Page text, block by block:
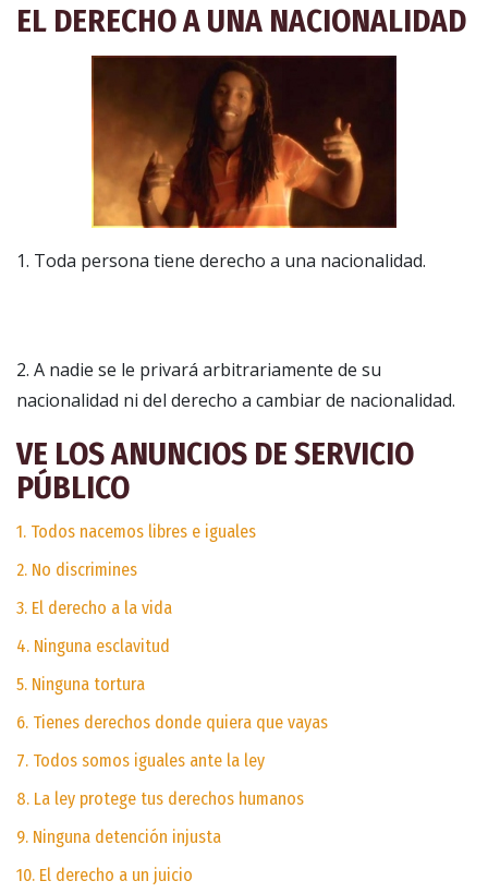
EL DERECHO A UNA NACIONALIDAD
1. Toda persona tiene derecho a una nacionalidad.
2. A nadie se le privará arbitrariamente de su
nacionalidad ni del derecho a cambiar de nacionalidad.
VE LOS ANUNCIOS DE SERVICIO
PÚBLICO
1. Todos nacemos libres e iguales
2. No discrimines
3. El derecho a la vida
4. Ninguna esclavitud
5. Ninguna tortura
6. Tienes derechos donde quiera que vayas
7. Todos somos iguales ante la ley
8. La ley protege tus derechos humanos
9. Ninguna detención injusta
10. El derecho a un juicio